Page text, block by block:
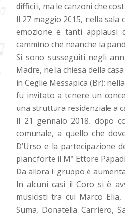
difficili, ma le canzoni che
Il 27 maggio 2015, nella
emozione e tanti applausi
cammino che neanche la
Si sono susseguiti negli
Madre, nella chiesa della
in Ceglie Messapica (Br);
fu invitato a tenere un
una struttura residenziale a
Il 21 gennaio 2018, dopo
comunale, a quello che
D’Urso e la partecipazione
pianoforte il M° Ettore
Da allora il gruppo è
In alcuni casi il Coro si è
musicisti tra cui Marco Elia,
Suma, Donatella Carriero,